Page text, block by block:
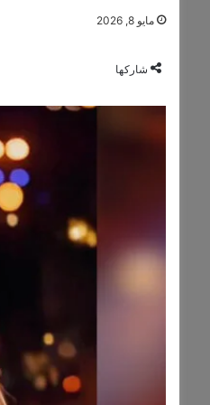
مايو 8, 2026
شاركها